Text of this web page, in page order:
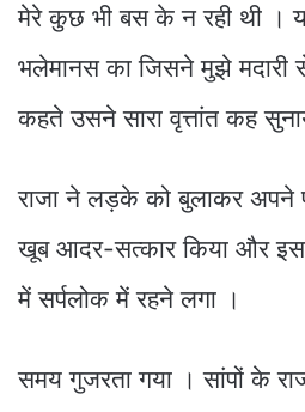
मेरे कुछ भी बस के न रही थी ।
भलेमानस का जिसने मुझे मदारी
कहते उसने सारा वृत्तांत कह
राजा ने लड़के को बुलाकर अपने
खूब आदर-सत्कार किया और इस
में सर्पलोक में रहने लगा ।
समय गुजरता गया । सांपों के